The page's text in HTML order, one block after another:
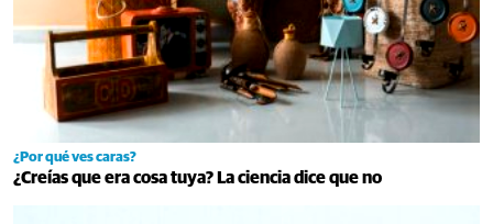
¿Por qué ves caras?
¿Creías que era cosa tuya? La ciencia dice que no